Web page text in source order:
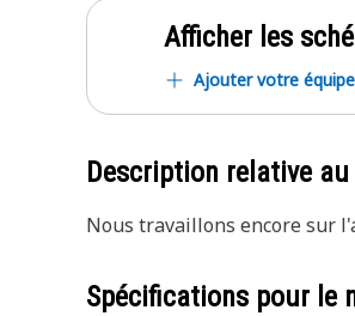
Afficher les
Ajouter votre
Description relative
Nous travaillons encore sur
Spécifications pour le